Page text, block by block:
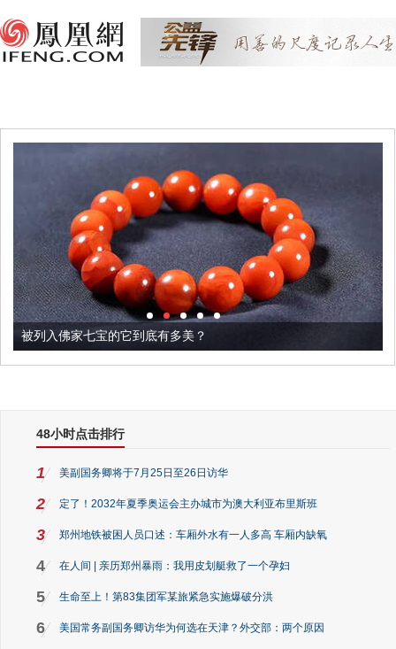
被列入佛家七宝的它到底有多美？
48小时点击排行
1 美副国务卿将于7月25日至26日访华
2 定了！2032年夏季奥运会主办城市为澳大利亚布里斯班
3 郑州地铁被困人员口述：车厢外水有一人多高 车厢内缺氧
4 在人间 | 亲历郑州暴雨：我用皮划艇救了一个孕妇
5 生命至上！第83集团军某旅紧急实施爆破分洪
6 美国常务副国务卿访华为何选在天津？外交部：两个原因